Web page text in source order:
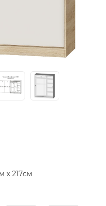
x 217см